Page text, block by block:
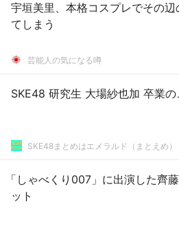
宇垣美里、本格コスプレでその
てしまう
芸能人の気になる噂
SKE48 研究生 大場紗也加 卒業
SKE48まとめはエメラルド（まとえめ）
「しゃべくり007」に出演した齊
ット